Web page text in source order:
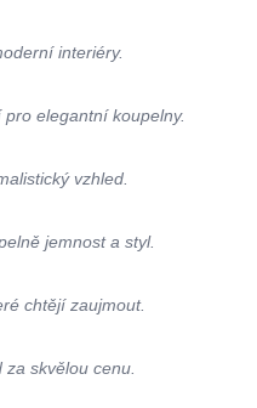
interiéry.
elegantní koupelny.
vzhled.
jemnost a styl.
chtějí zaujmout.
skvělou cenu.